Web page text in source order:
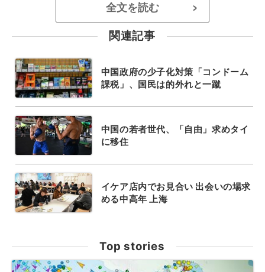
全文を読む >
関連記事
中国政府の少子化対策「コンドーム
課税」、国民は的外れと一蹴
中国の若者世代、「自由」求めタイ
に移住
イケア店内でお見合い 出会いの場求
める中高年 上海
Top stories